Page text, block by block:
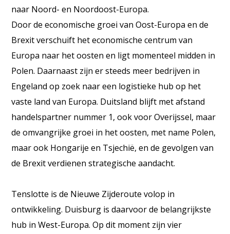
naar Noord- en Noordoost-Europa.
Door de economische groei van Oost-Europa en de
Brexit verschuift het economische centrum van
Europa naar het oosten en ligt momenteel midden in
Polen. Daarnaast zijn er steeds meer bedrijven in
Engeland op zoek naar een logistieke hub op het
vaste land van Europa. Duitsland blijft met afstand
handelspartner nummer 1, ook voor Overijssel, maar
de omvangrijke groei in het oosten, met name Polen,
maar ook Hongarije en Tsjechië, en de gevolgen van
de Brexit verdienen strategische aandacht.
Tenslotte is de Nieuwe Zijderoute volop in
ontwikkeling. Duisburg is daarvoor de belangrijkste
hub in West-Europa. Op dit moment zijn vier